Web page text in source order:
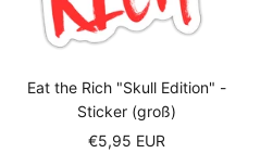
Eat the Rich "Skull Edition" -
Sticker (groß)
Sale
€5,95 EUR